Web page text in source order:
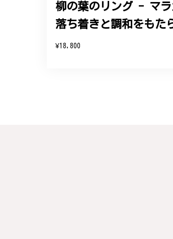
この度は素晴
参りますの
この度は梨
らも心を込
柳の葉のリング - マラ
落ち着きと調和をもた
¥18,800